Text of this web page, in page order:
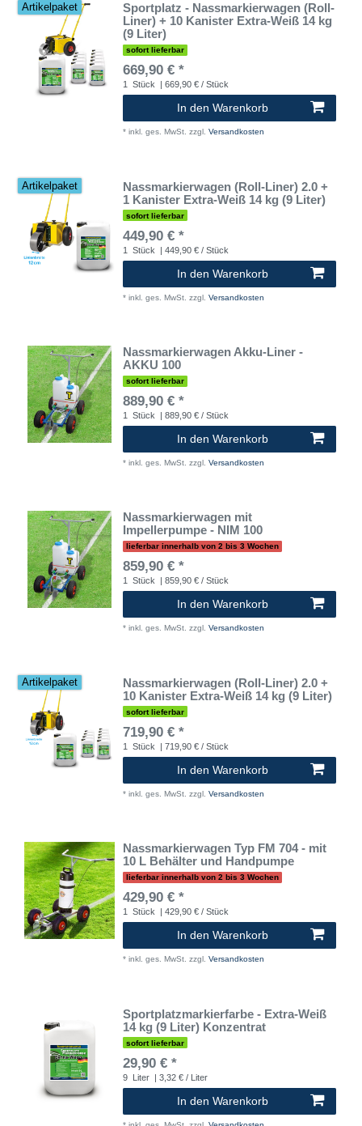
Artikelpaket
Sportplatz - Nassmarkierwagen (Roll-
Liner) + 10 Kanister Extra-Weiß 14 kg
(9 Liter)
sofort lieferbar
669,90 € *
1 Stück | 669,90 € / Stück
In den Warenkorb
* inkl. ges. MwSt. zzgl. Versandkosten
Artikelpaket
Nassmarkierwagen (Roll-Liner) 2.0 +
1 Kanister Extra-Weiß 14 kg (9 Liter)
sofort lieferbar
449,90 € *
1 Stück | 449,90 € / Stück
In den Warenkorb
* inkl. ges. MwSt. zzgl. Versandkosten
Nassmarkierwagen Akku-Liner -
AKKU 100
sofort lieferbar
889,90 € *
1 Stück | 889,90 € / Stück
In den Warenkorb
* inkl. ges. MwSt. zzgl. Versandkosten
Nassmarkierwagen mit
Impellerpumpe - NIM 100
lieferbar innerhalb von 2 bis 3 Wochen
859,90 € *
1 Stück | 859,90 € / Stück
In den Warenkorb
* inkl. ges. MwSt. zzgl. Versandkosten
Artikelpaket
Nassmarkierwagen (Roll-Liner) 2.0 +
10 Kanister Extra-Weiß 14 kg (9 Liter)
sofort lieferbar
719,90 € *
1 Stück | 719,90 € / Stück
In den Warenkorb
* inkl. ges. MwSt. zzgl. Versandkosten
Nassmarkierwagen Typ FM 704 - mit
10 L Behälter und Handpumpe
lieferbar innerhalb von 2 bis 3 Wochen
429,90 € *
1 Stück | 429,90 € / Stück
In den Warenkorb
* inkl. ges. MwSt. zzgl. Versandkosten
Sportplatzmarkierfarbe - Extra-Weiß
14 kg (9 Liter) Konzentrat
sofort lieferbar
29,90 € *
9 Liter | 3,32 € / Liter
In den Warenkorb